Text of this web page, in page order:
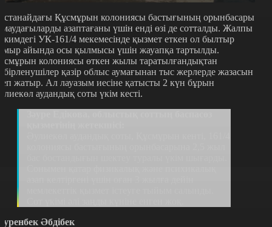
Құсмұрын колониясы бастығының орынбасары
азаптағаны үшін енді өзі де сотталды. Жалпы
УК-161/4 мекемесінде қызмет еткен ол былтыр
айында осы қылмысы үшін жауапқа тартылды.
колониясы өткен жылы таратылғандықтан
қазір облыс аумағынан тыс жерлерде жазасын
жатыр. Ал лауазым иесіне қатысты 2 күн бұрын
аудандық соты үкім кесті.
Әбдібек